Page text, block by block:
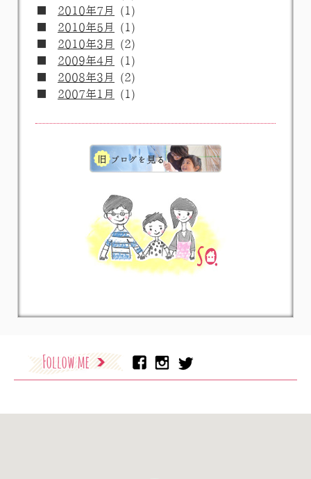
2010年7月
(1)
2010年5月
(1)
2010年3月
(2)
2009年4月
(1)
2008年3月
(2)
2007年1月
(1)